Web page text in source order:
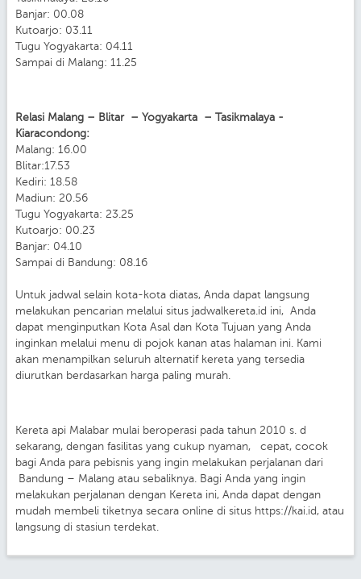
Banjar: 00.08
Kutoarjo: 03.11
Tugu Yogyakarta: 04.11
Sampai di Malang: 11.25
Relasi Malang – Blitar – Yogyakarta – Tasikmalaya -
Kiaracondong:
Malang: 16.00
Blitar:17.53
Kediri: 18.58
Madiun: 20.56
Tugu Yogyakarta: 23.25
Kutoarjo: 00.23
Banjar: 04.10
Sampai di Bandung: 08.16
Untuk jadwal selain kota-kota diatas, Anda dapat langsung
melakukan pencarian melalui situs jadwalkereta.id ini, Anda
dapat menginputkan Kota Asal dan Kota Tujuan yang Anda
inginkan melalui menu di pojok kanan atas halaman ini. Kami
akan menampilkan seluruh alternatif kereta yang tersedia
diurutkan berdasarkan harga paling murah.
Kereta api Malabar mulai beroperasi pada tahun 2010 s. d
sekarang, dengan fasilitas yang cukup nyaman, cepat, cocok
bagi Anda para pebisnis yang ingin melakukan perjalanan dari
Bandung – Malang atau sebaliknya. Bagi Anda yang ingin
melakukan perjalanan dengan Kereta ini, Anda dapat dengan
mudah membeli tiketnya secara online di situs https://kai.id, atau
langsung di stasiun terdekat.